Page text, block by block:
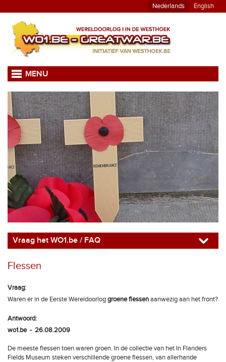
Nederlands English
MENU
Vraag het WO1.be / FAQ
Flessen
Vraag:
Waren er in de Eerste Wereldoorloggroene flessenaanwezig aan het front?
Antwoord:
wo1.be - 26.08.2009
De meeste flessen toen waren groen. In de collectie van het In Flanders
Fields Museum steken verschillende groene flessen, van allerhande